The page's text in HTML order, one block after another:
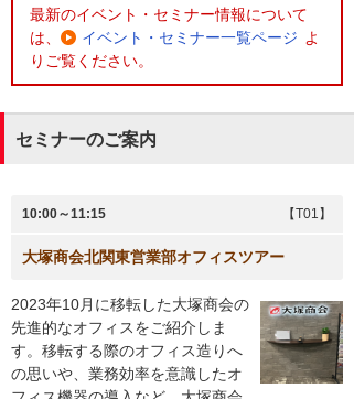
最新のイベント・セミナー情報について
は、
イベント・セミナー一覧ページ よ
りご覧ください。
セミナーのご案内
10:00～11:15 【T01】
大塚商会北関東営業部オフィスツアー
2023年10月に移転した大塚商会の
先進的なオフィスをご紹介しま
す。移転する際のオフィス造りへ
の思いや、業務効率を意識したオ